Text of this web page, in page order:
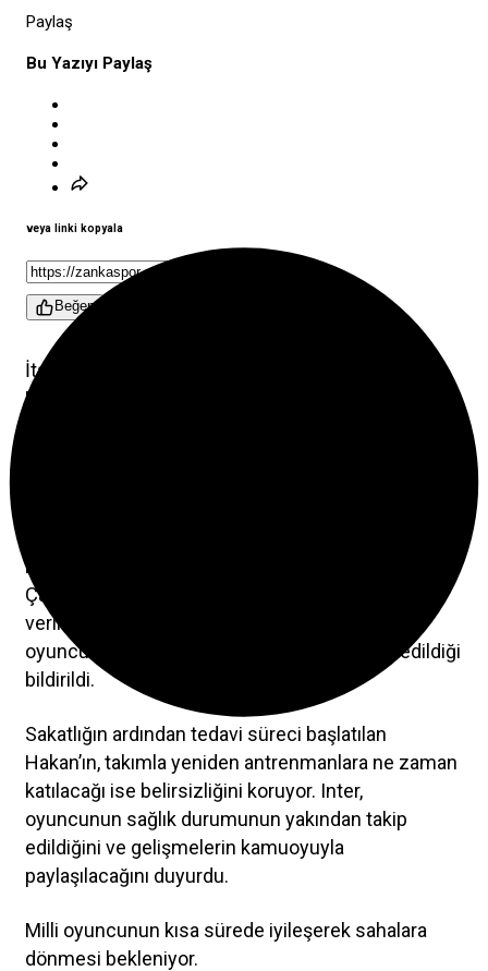
Paylaş
Bu Yazıyı Paylaş
veya linki kopyala
Beğen
İtalya Serie A ekiplerinden Inter, FIFA Kulüpler
Dünya Kupası için Amerika Birleşik Devletleri’ne
Kulüpten yapılan resmi açıklamada, Hakan
Çalhanoğlu’nun sağlık durumu hakkında bilgi
verildi. Yapılan kontroller ve MR sonucu, yıldız
oyuncunun sağ adalesinde zorlanma tespit edildiği
bildirildi.
Sakatlığın ardından tedavi süreci başlatılan
Hakan’ın, takımla yeniden antrenmanlara ne zaman
katılacağı ise belirsizliğini koruyor. Inter,
oyuncunun sağlık durumunun yakından takip
edildiğini ve gelişmelerin kamuoyuyla
paylaşılacağını duyurdu.
Milli oyuncunun kısa sürede iyileşerek sahalara
dönmesi bekleniyor.